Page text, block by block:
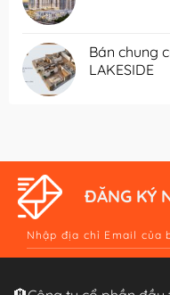
Bán chung
LAKESIDE
ĐĂNG KÝ
Alternative: